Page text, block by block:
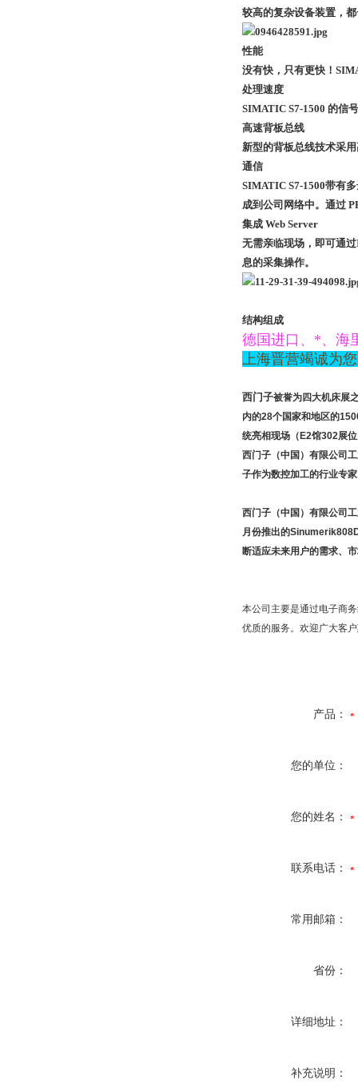
较高的复杂设备装置，
性能
没有快，只有更快！
处理速度
SIMATIC S7-1500 的信
高速背板总线
新型的背板总线技术采
通信
SIMATIC S7-1500带有
成到公司网络中。通过
集成 Web Server
无需亲临现场，即可通
息的采集操作。
结构组成
德国进口、*、海
上海晋营竭诚为
西门子被誉为四大机床展
内的28个国家和地区的
统亮相现场（E2馆302展
西门子（中国）有限公司
子作为数控加工的行业专
西门子（中国）有限公司
月份推出的
断适应未来用户的需求、
本公司主要是通过电子商
优质的服务。欢迎广大客
产品：
您的单位：
您的姓名：
联系电话：
常用邮箱：
省份：
详细地址：
补充说明：